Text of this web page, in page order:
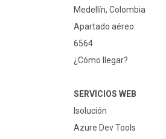
Medellín, Colombia
Apartado aéreo:
6564
¿Cómo llegar?
SERVICIOS WEB
Isolución
Azure Dev Tools